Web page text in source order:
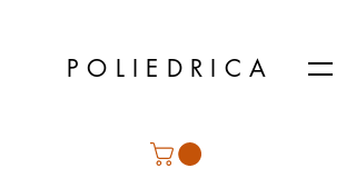
POLIEDRICA